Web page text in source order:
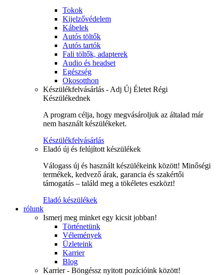
Tokok
Kijelzővédelem
Kábelek
Autós töltők
Autós tartók
Fali töltők, adapterek
Audio és headset
Egészség
Okosotthon
Készülékfelvásárlás - Adj Új Életet Régi
Készülékednek
A program célja, hogy megvásároljuk az általad már
nem használt készülékeket.
Készülékfelvásárlás
Eladó új és felújított készülékek
Válogass új és használt készülékeink között! Minőségi
termékek, kedvező árak, garancia és szakértői
támogatás – találd meg a tökéletes eszközt!
Eladó készülékek
rólunk
Ismerj meg minket egy kicsit jobban!
Történetünk
Vélemények
Üzleteink
Karrier
Blog
Karrier - Böngéssz nyitott pozícióink között!